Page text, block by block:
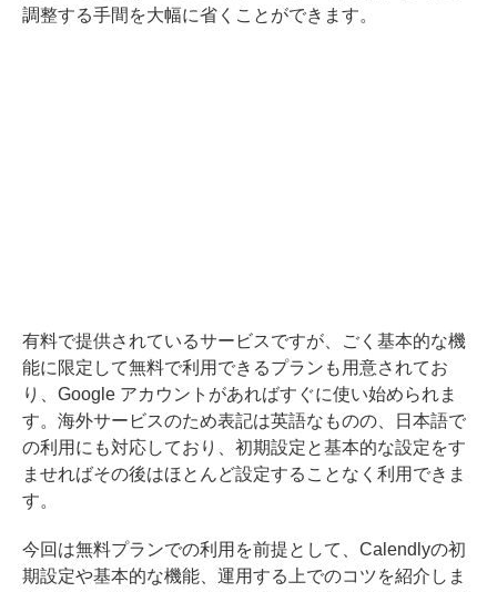
調整する手間を大幅に省くことができます。
有料で提供されているサービスですが、ごく基本的な機
能に限定して無料で利用できるプランも用意されてお
り、Google アカウントがあればすぐに使い始められま
す。海外サービスのため表記は英語なものの、日本語で
の利用にも対応しており、初期設定と基本的な設定をす
ませればその後はほとんど設定することなく利用できま
す。
今回は無料プランでの利用を前提として、Calendlyの初
期設定や基本的な機能、運用する上でのコツを紹介しま